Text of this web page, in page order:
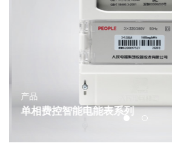
产品
单相费控智能电能表系列